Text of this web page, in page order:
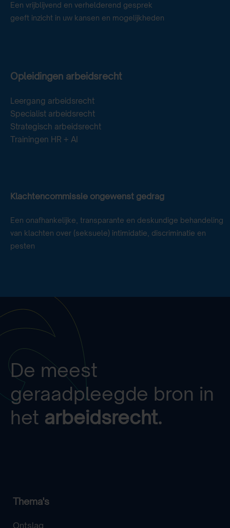
Een vrijblijvend en verhelderend gesprek
geeft inzicht in uw kansen en mogelijkheden
Opleidingen arbeidsrecht
Leergang arbeidsrecht
Specialist arbeidsrecht
Strategisch arbeidsrecht
Trainingen HR + AI
Klachtencommissie ongewenst gedrag
Een onafhankelijke, transparante en deskundige behandeling
van klachten over (seksuele) intimidatie, discriminatie en
pesten
De meest
geraadpleegde bron in
het arbeidsrecht.
Thema's
Ontslag